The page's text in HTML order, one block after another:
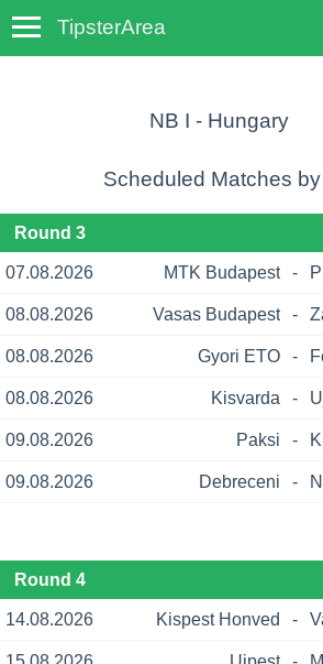
TipsterArea
NB I - Hungary
Scheduled Matches
Round 3
07.08.2026 MTK Budapest -
08.08.2026 Vasas Budapest -
08.08.2026 Gyori ETO -
08.08.2026 Kisvarda -
09.08.2026 Paksi -
09.08.2026 Debreceni -
Round 4
14.08.2026 Kispest Honved -